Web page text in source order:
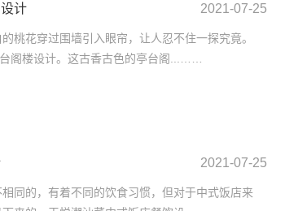
计 2021-07-25
桃花穿过围墙引入眼帘，让人忍不住一探究竟。
阁楼设计。这古香古色的亭台阁...……
2021-07-25
同的，有着不同的饮食习惯，但对于中式饭店来